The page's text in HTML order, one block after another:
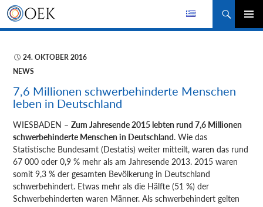
Suchen
ZUM
24. OKTOBER 2016
NEWS
7,6 Millionen schwerbehinderte Menschen
leben in Deutschland
WIESBADEN –Zum Jahresende 2015 lebten rund 7,6 Millionen
schwerbehinderte Menschen in Deutschland. Wie das
Statistische Bundesamt (Destatis) weiter mitteilt, waren das rund
67 000 oder 0,9 % mehr als am Jahresende 2013. 2015 waren
somit 9,3 % der gesamten Bevölkerung in Deutschland
schwerbehindert. Etwas mehr als die Hälfte (51 %) der
Schwerbehinderten waren Männer. Als schwerbehindert gelten